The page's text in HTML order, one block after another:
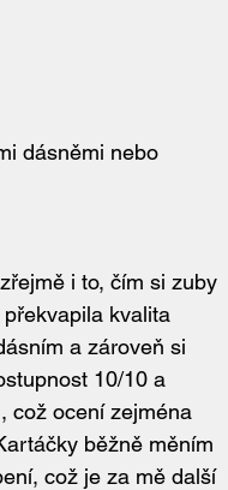
dásněmi nebo
i to, čím si zuby
kvalita
a zároveň si
10/10 a
což ocení zejména
běžně měním
což je za mě další